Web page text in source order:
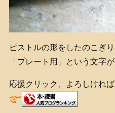
ピストルの形をしたのこぎ
「プレート用」という文字
応援クリック、よろしけれ